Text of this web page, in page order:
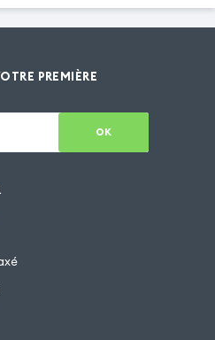
PREMIÈRE
OK